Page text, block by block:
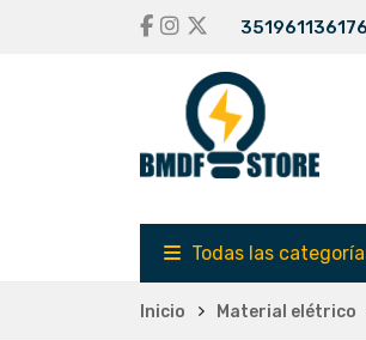
351961136176
Todas las
Inicio Material elétrico